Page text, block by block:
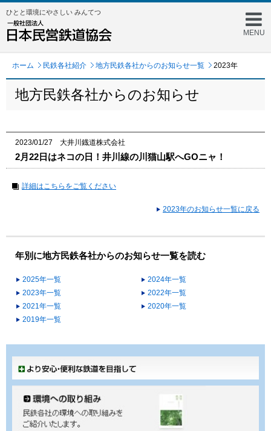
MENU
ひとと環境にやさしい みんてつ
ホーム 民鉄各社紹介 地方民鉄各社からのお知らせ一覧 2023年
地方民鉄各社からのお知らせ
2023/01/27 大井川鐡道株式会社
2月22日はネコの日！井川線の川猫山駅へGOニャ！
詳細はこちらをご覧ください
2023年のお知らせ一覧に戻る
年別に地方民鉄各社からのお知らせ一覧を読む
2025年一覧
2024年一覧
2023年一覧
2022年一覧
2021年一覧
2020年一覧
2019年一覧